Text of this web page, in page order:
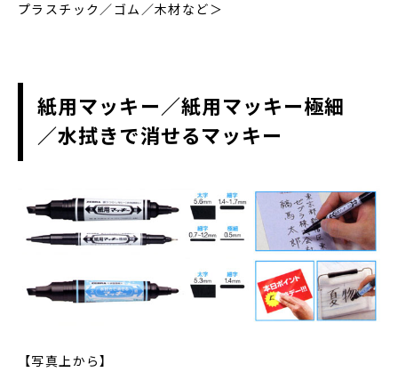
プラスチック／ゴム／木材など＞
紙用マッキー／紙用マッキー極細
／水拭きで消せるマッキー
【写真上から】